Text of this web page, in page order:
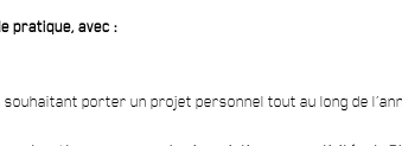
pratique, avec :
porter un projet personnel tout au long de